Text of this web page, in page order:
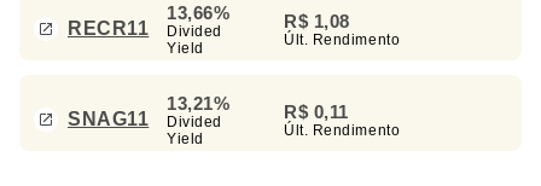
RECR11
13,66%
Divided
Yield
R$ 1,08
Últ. Rendimento
SNAG11
13,21%
Divided
Yield
R$ 0,11
Últ. Rendimento